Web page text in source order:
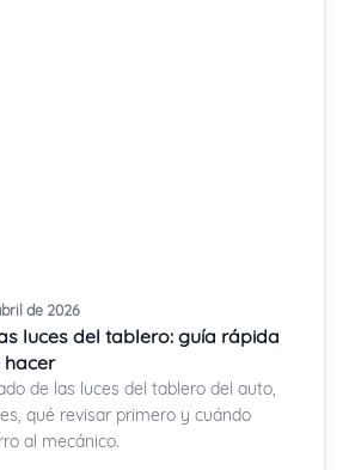
de 2026
luces del tablero: guía rápida
de las luces del tablero del auto,
qué revisar primero y cuándo
al mecánico.